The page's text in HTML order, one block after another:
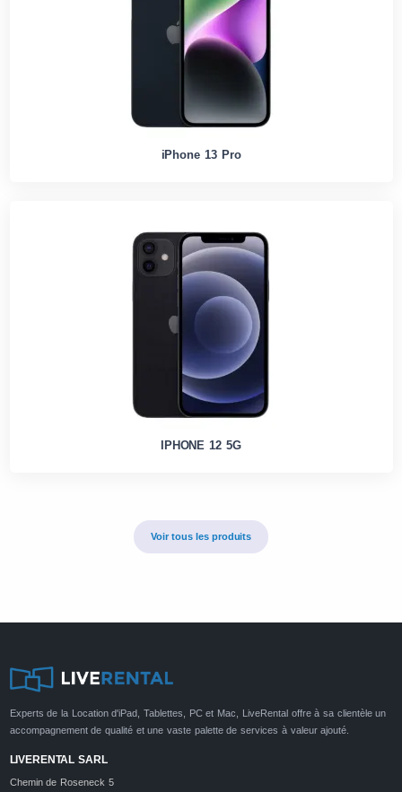
iPhone 13 Pro
IPHONE 12 5G
Voir tous les produits
Experts de la Location d'iPad, Tablettes, PC et Mac, LiveRental offre à sa clientèle un
accompagnement de qualité et une vaste palette de services à valeur ajouté.
LIVERENTAL SARL
Chemin de Roseneck 5